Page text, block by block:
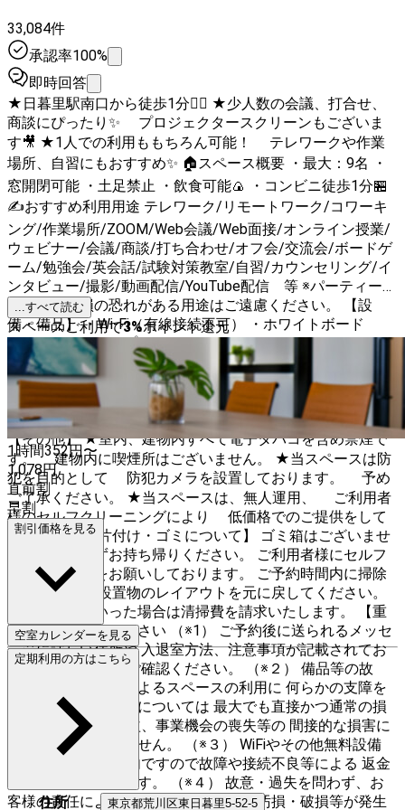
33,084件
承認率100%
即時回答
★日暮里駅南口から徒歩1分🚶‍♀️ ★少人数の会議、打合せ、
商談にぴったり✨ プロジェクタースクリーンもございま
す🎥 ★1人での利用ももちろん可能！ テレワークや作業
場所、自習にもおすすめ✨ 🏠スペース概要 ・最大：9名 ・
窓開閉可能 ・土足禁止 ・飲食可能🍙 ・コンビニ徒歩1分🏪
✍️おすすめ利用用途 テレワーク/リモートワーク/コワーキ
ング/作業場所/ZOOM/Web会議/Web面接/オンライン授業/
ウェビナー/会議/商談/打ち合わせ/オフ会/交流会/ボードゲ
ーム/勉強会/英会話/試験対策教室/自習/カウンセリング/イ
ンタビュー/撮影/動画配信/YouTube配信 等 ※パーティー等
の騒音・汚損の恐れがある用途はご遠慮ください。 【設
備・備品】 ・Wi-Fi（有線接続不可） ・ホワイトボード
（120×90cm） ・プロジェクター（EPSON/EB-S05） ※リモ
コンはございません。本体での操作となります。 ・自立式
スクリーン ・テーブル（180×90cm） ・椅子 6脚 ・折り
畳み椅子 3脚 ・リングライト ・延長コード ・コートハン
ガー ・スリッパ 10足 ・トイレ（室内） ・エレベーター
【その他】 ★室内、建物内すべて電子タバコを含め禁煙で
す。 建物内に喫煙所はございません。 ★当スペースは防
犯を目的として 防犯カメラを設置しております。 予め
ご了承ください。 ★当スペースは、無人運用、 ご利用者
様のセルフクリーニングにより 低価格でのご提供をして
おります。 【片付け・ゴミについて】 ゴミ箱はございませ
ん。ゴミは必ずお持ち帰りください。 ご利用者様にセルフ
クリーニングをお願いしております。 ご予約時間内に掃除
機がけをし、 設置物のレイアウトを元に戻してください。
ゴミを置いていった場合は清掃費を請求いたします。 【重
要】必ずお読みください （※1） ご予約後に送られるメッセ
ージに詳しい住所や 入退室方法、注意事項が記載されてお
りますので、 必ずご確認ください。 （※２） 備品等の故
障、動作不良などによるスペースの利用に 何らかの支障を
きたした場合の保証については 最大でも直接かつ通常の損
害に限り、 逸失利益、事業機会の喪失等の 間接的な損害に
ついては保証出来ません。 （※３） WiFiやその他無料設備
は、 無料でのご案内ですので故障や接続不良等による 返金
や保証は出来かねます。 （※４） 故意・過失を問わず、お
客様の責任により スペース内の設備の汚損・破損等が発生
...すべて読む
スペースご利用で3%ポイント還元
1時間352円〜
1,078円
直前割
早割
割引価格を見る
空室カレンダーを見る
定期利用の方はこちら
住所 東京都荒川区東日暮里5-52-5